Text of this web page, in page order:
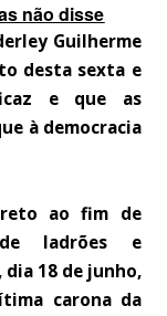
não disse
Guilherme
desta sexta e
e que as
à democracia
ao fim de
ladrões e
18 de junho,
carona da